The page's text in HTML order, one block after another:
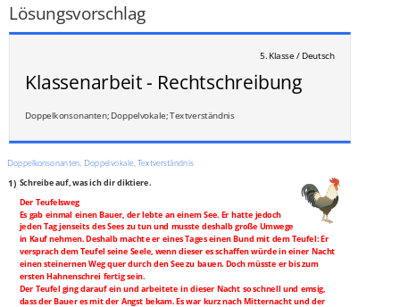
Lösungsvorschlag
5. Klasse / Deutsch
Klassenarbeit - Rechtschreibung
Doppelkonsonanten; Doppelvokale; Textverständnis
Doppelkonsonanten, Doppelvokale, Textverständnis
1) Schreibe auf, was ich dir diktiere.
Der Teufelsweg
Es gab einmal einen Bauer, der lebte an einem See. Er hatte jedoch
jeden Tag jenseits des Sees zu tun und musste deshalb große Umwege
in Kauf nehmen. Deshalb machte er eines Tages einen Bund mit dem Teufel: Er
versprach dem Teufel seine Seele, wenn dieser es schaffen würde in einer Nacht
einen steinernen Weg quer durch den See zu bauen. Doch müsste er bis zum
ersten Hahnenschrei fertig sein.
Der Teufel ging darauf ein und arbeitete in dieser Nacht so schnell und emsig,
dass der Bauer es mit der Angst bekam. Es war kurz nach Mitternacht und der